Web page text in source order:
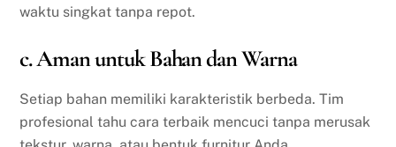
waktu singkat tanpa repot.
c. Aman untuk Bahan dan Warna
Setiap bahan memiliki karakteristik berbeda. Tim
profesional tahu cara terbaik mencuci tanpa merusak